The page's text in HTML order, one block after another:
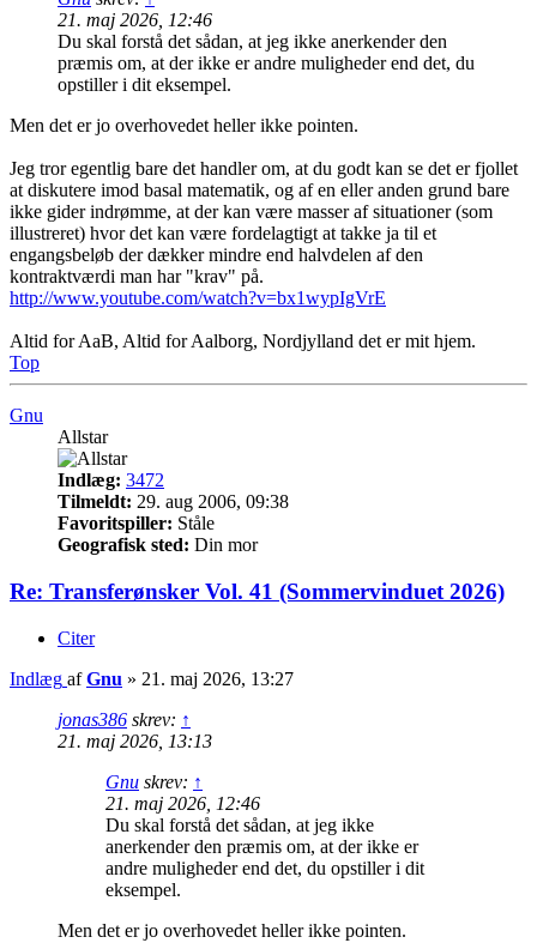
21. maj 2026, 12:46
Du skal forstå det sådan, at jeg ikke anerkender den
præmis om, at der ikke er andre muligheder end det, du
opstiller i dit eksempel.
Men det er jo overhovedet heller ikke pointen.
Jeg tror egentlig bare det handler om, at du godt kan se det er fjollet
at diskutere imod basal matematik, og af en eller anden grund bare
ikke gider indrømme, at der kan være masser af situationer (som
illustreret) hvor det kan være fordelagtigt at takke ja til et
engangsbeløb der dækker mindre end halvdelen af den
kontraktværdi man har "krav" på.
http://www.youtube.com/watch?v=bx1wypIgVrE
Altid for AaB, Altid for Aalborg, Nordjylland det er mit hjem.
Top
Gnu
Allstar
Indlæg: 3472
Tilmeldt: 29. aug 2006, 09:38
Favoritspiller: Ståle
Geografisk sted: Din mor
Re: Transferønsker Vol. 41 (Sommervinduet 2026)
Citer
Indlæg afGnu » 21. maj 2026, 13:27
jonas386 skrev: ↑
21. maj 2026, 13:13
Gnu skrev: ↑
21. maj 2026, 12:46
Du skal forstå det sådan, at jeg ikke
anerkender den præmis om, at der ikke er
andre muligheder end det, du opstiller i dit
eksempel.
Men det er jo overhovedet heller ikke pointen.